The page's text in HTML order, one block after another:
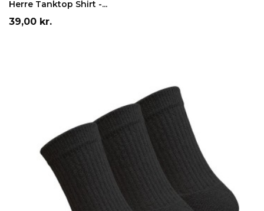
Herre Tanktop Shirt -...
Pris
39,00 kr.